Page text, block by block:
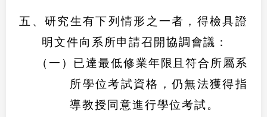
五、研究生有下列情形之一者，得檢具證
明文件向系所申請召開協調會議：
（一）已達最低修業年限且符合所屬系
所學位考試資格，仍無法獲得指
導教授同意進行學位考試。